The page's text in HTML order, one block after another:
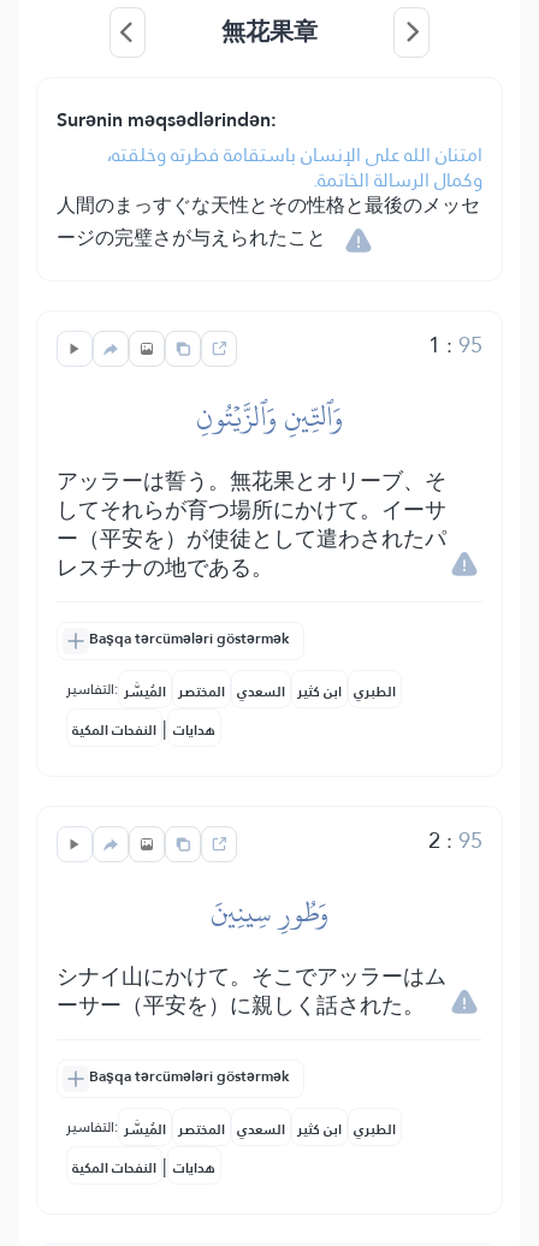
無花果章
Surənin məqsədlərindən:
امتنان الله على الإنسان باستقامة فطرته وخلقته،
وكمال الرسالة الخاتمة.
人間のまっすぐな天性とその性格と最後のメッセ
ージの完璧さが与えられたこと
1 :95
وَٱلتِّينِ وَٱلزَّيۡتُونِ
アッラーは誓う。無花果とオリーブ、そ
してそれらが育つ場所にかけて。イーサ
ー（平安を）が使徒として遣わされたパ
レスチナの地である。
Başqa tərcümələri göstərmək
التفاسير: المُيسَّر المختصر السعدي ابن كثير الطبري
النفحات المكية | هدايات
2 :95
وَطُورِ سِينِينَ
シナイ山にかけて。そこでアッラーはム
ーサー（平安を）に親しく話された。
Başqa tərcümələri göstərmək
التفاسير: المُيسَّر المختصر السعدي ابن كثير الطبري
النفحات المكية | هدايات